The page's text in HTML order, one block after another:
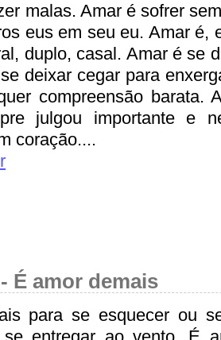
malas. Amar é sofrer
eus em seu eu. Amar é,
duplo, casal. Amar é se
deixar cegar para
compreensão barata.
julgou importante e
coração....
- É amor demais
para se esquecer ou